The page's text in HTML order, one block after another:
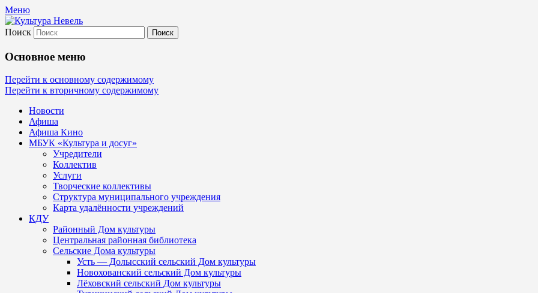
Меню
Культура Невель
МБУК Невельского района "Культура и досуг"
Поиск
Основное меню
Перейти к основному содержимому
Перейти к вторичному содержимому
Новости
Афиша
Афиша Кино
МБУК «Культура и досуг»
Учредители
Коллектив
Услуги
Творческие коллективы
Структура муниципального учреждения
Карта удалённости учреждений
КДУ
Районный Дом культуры
Центральная районная библиотека
Сельские Дома культуры
Усть — Долысский сельский Дом культуры
Новохованский сельский Дом культуры
Лёховский сельский Дом культуры